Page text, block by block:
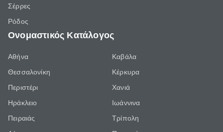
Σέρρες
Ρόδος
Ονομαστικός Κατάλογος
Αθήνα
Θεσσαλονίκη
Περιστέρι
Ηράκλειο
Πειραιάς
Καβάλα
Κέρκυρα
Χανιά
Ιωάννινα
Τρίπολη